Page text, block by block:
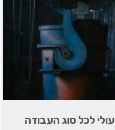
לכל סוג העבודה